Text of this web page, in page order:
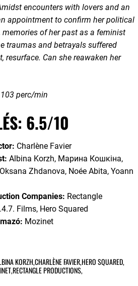
encounters with lovers and an
appointment to confirm her political
memories of her past as a feminist
traumas and betrayals suffered
resurface. Can she reawaken her
perc/min
6.5/10
Charlène Favier
Albina Korzh, Марина Кошкіна,
Zhdanova, Noée Abita, Yoann
Companies: Rectangle
Films, Hero Squared
Mozinet
KORZH,CHARLÈNE FAVIER,HERO SQUARED,
,RECTANGLE PRODUCTIONS,